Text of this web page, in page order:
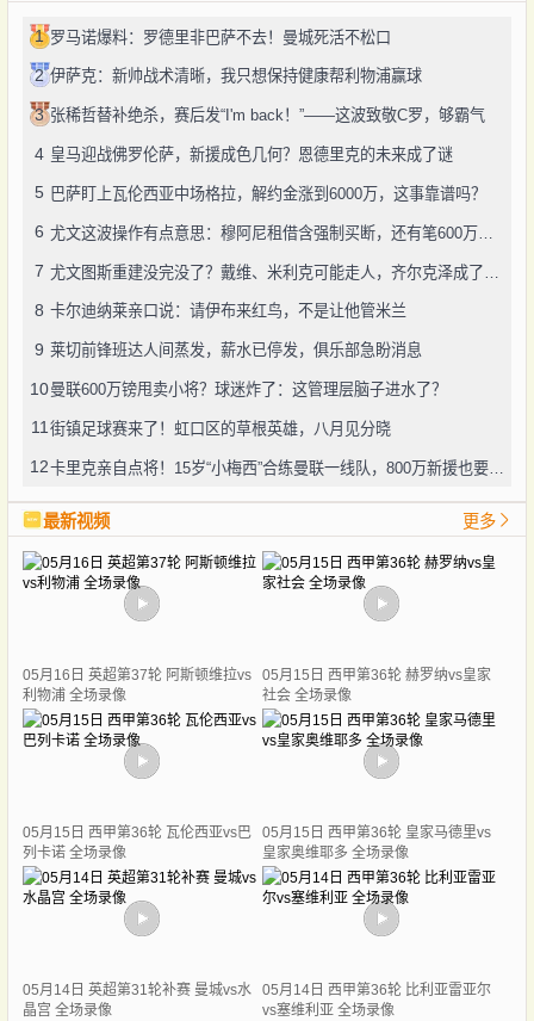
1 罗马诺爆料：罗德里非巴萨不去！曼城死活不松口
2 伊萨克：新帅战术清晰，我只想保持健康帮利物浦赢球
3 张稀哲替补绝杀，赛后发“I'm back！”——这波致敬C罗，够霸气
4 皇马迎战佛罗伦萨，新援成色几何？恩德里克的未来成了谜
5 巴萨盯上瓦伦西亚中场格拉，解约金涨到6000万，这事靠谱吗？
6
7
8 卡尔迪纳莱亲口说：请伊布来红鸟，不是让他管米兰
9 莱切前锋班达人间蒸发，薪水已停发，俱乐部急盼消息
10曼联600万镑甩卖小将？球迷炸了：这管理层脑子进水了？
11街镇足球赛来了！虹口区的草根英雄，八月见分晓
12 卡里克亲自点将！15岁“小梅西”合练曼联一线队，800万新援也要露脸
最新视频 更多
05月16日 英超第37轮 阿斯顿维拉vs
利物浦 全场录像
05月15日 西甲第36轮 赫罗纳vs皇家
社会 全场录像
05月15日 西甲第36轮 瓦伦西亚vs巴
列卡诺 全场录像
05月15日 西甲第36轮 皇家马德里vs
皇家奥维耶多 全场录像
05月14日 英超第31轮补赛 曼城vs水
晶宫 全场录像
05月14日 西甲第36轮 比利亚雷亚尔
vs塞维利亚 全场录像